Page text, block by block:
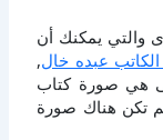
والتي يمكنك أن
عبده خال,
هي صورة كتاب
تكن هناك صورة